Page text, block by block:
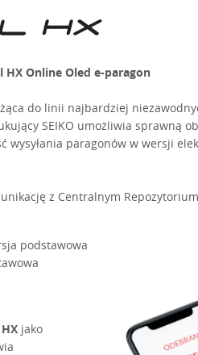
Online Oled e-paragon
do linii najbardziej
SEIKO umożliwia sprawną
wysyłania paragonów w wersji
z Centralnym
podstawowa
jako